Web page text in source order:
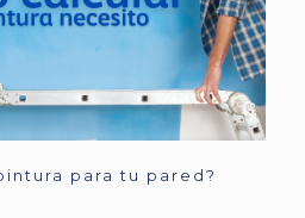
para tu pared?